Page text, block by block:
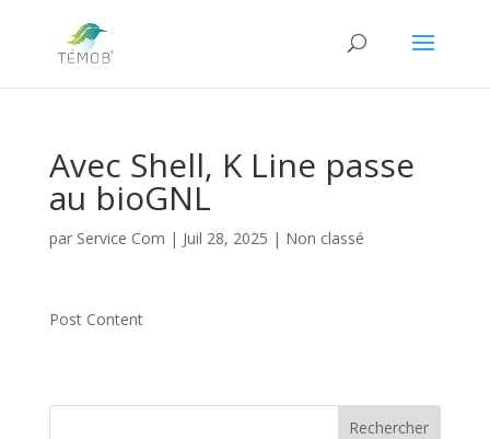
Avec Shell, K Line passe
au bioGNL
par Service Com | Juil 28, 2025 | Non classé
Post Content
Rechercher